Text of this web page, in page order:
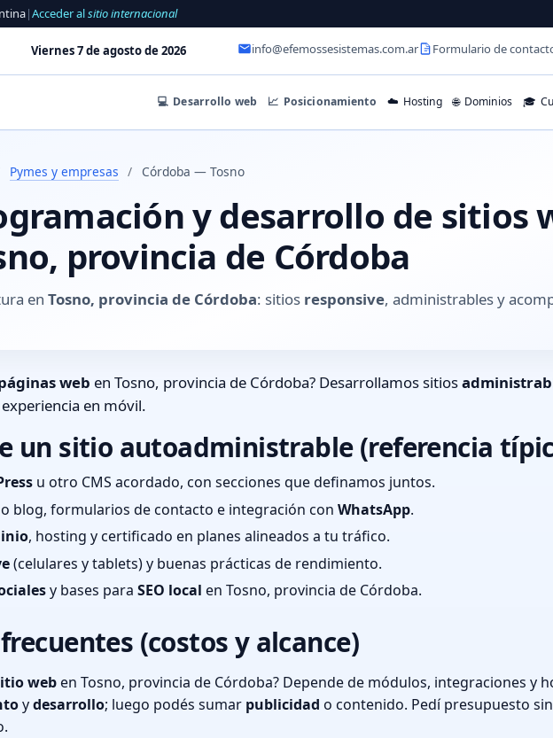
|Acceder alsitio internacional
Viernes 7 de agosto de 2026 info@efemossesistemas.com.ar Formulario de
💻 Desarrollo web 📈 Posicionamiento ☁️ Hosting 🌐 Dominios 🎓
Pymes y empresas / Córdoba — Tosno
y desarrollo de sitios
provincia de Córdoba
en Tosno, provincia de Córdoba: sitios responsive, administrables y
web en Tosno, provincia de Córdoba? Desarrollamos sitios
en móvil.
un sitio autoadministrable (referencia
u otro CMS acordado, con secciones que definamos juntos.
blog, formularios de contacto e integración con WhatsApp.
, hosting y certificado en planes alineados a tu tráfico.
(celulares y tablets) y buenas prácticas de rendimiento.
y bases para SEO local en Tosno, provincia de Córdoba.
(costos y alcance)
weben Tosno, provincia de Córdoba? Depende de módulos, integraciones y
ydesarrollo; luego podés sumar publicidad o contenido. Pedí presupuesto